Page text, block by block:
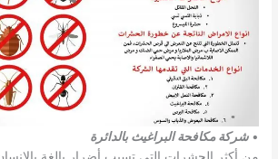
•شركة مكافحة البراغيث بالدائرة